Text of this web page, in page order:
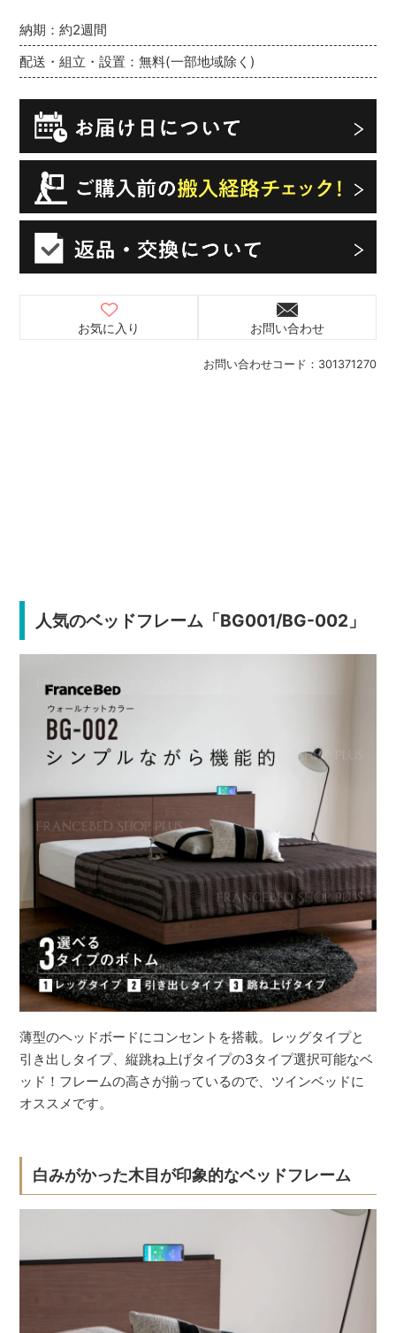
お問い合わせコード： 301371270
納期：約2週間
配送・組立・設置：無料(一部地域除く)
お気に入り お問い合わせ
人気のベッドフレーム「BG001/BG-002」
薄型のヘッドボードにコンセントを搭載。レッグタイプと
引き出しタイプ、縦跳ね上げタイプの3タイプ選択可能なベ
ッド！フレームの高さが揃っているので、ツインベッドに
オススメです。
白みがかった木目が印象的なベッドフレーム